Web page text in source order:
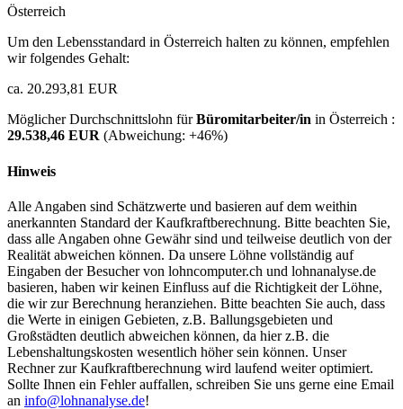
Österreich
Um den Lebensstandard in Österreich halten zu können, empfehlen
wir folgendes Gehalt:
ca. 20.293,81 EUR
Möglicher Durchschnittslohn fürBüromitarbeiter/in in Österreich :
29.538,46 EUR (Abweichung: +46%)
Hinweis
Alle Angaben sind Schätzwerte und basieren auf dem weithin
anerkannten Standard der Kaufkraftberechnung. Bitte beachten Sie,
dass alle Angaben ohne Gewähr sind und teilweise deutlich von der
Realität abweichen können. Da unsere Löhne vollständig auf
Eingaben der Besucher von lohncomputer.ch und lohnanalyse.de
basieren, haben wir keinen Einfluss auf die Richtigkeit der Löhne,
die wir zur Berechnung heranziehen. Bitte beachten Sie auch, dass
die Werte in einigen Gebieten, z.B. Ballungsgebieten und
Großstädten deutlich abweichen können, da hier z.B. die
Lebenshaltungskosten wesentlich höher sein können. Unser
Rechner zur Kaufkraftberechnung wird laufend weiter optimiert.
Sollte Ihnen ein Fehler auffallen, schreiben Sie uns gerne eine Email
an info@lohnanalyse.de!